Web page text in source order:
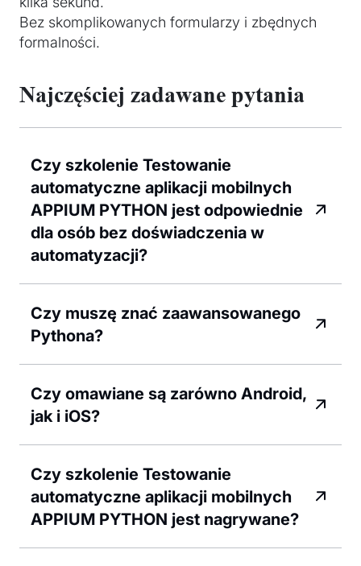
Bez skomplikowanych formularzy i zbędnych
formalności.
Najczęściej zadawane pytania
Czy szkolenie Testowanie
automatyczne aplikacji mobilnych
APPIUM PYTHON jest odpowiednie
dla osób bez doświadczenia w
automatyzacji?
Czy muszę znać zaawansowanego
Pythona?
Czy omawiane są zarówno Android,
jak i iOS?
Czy szkolenie Testowanie
automatyczne aplikacji mobilnych
APPIUM PYTHON jest nagrywane?